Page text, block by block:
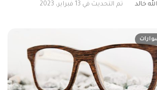
خالد تم التحديث في 13 فبراير، 2023